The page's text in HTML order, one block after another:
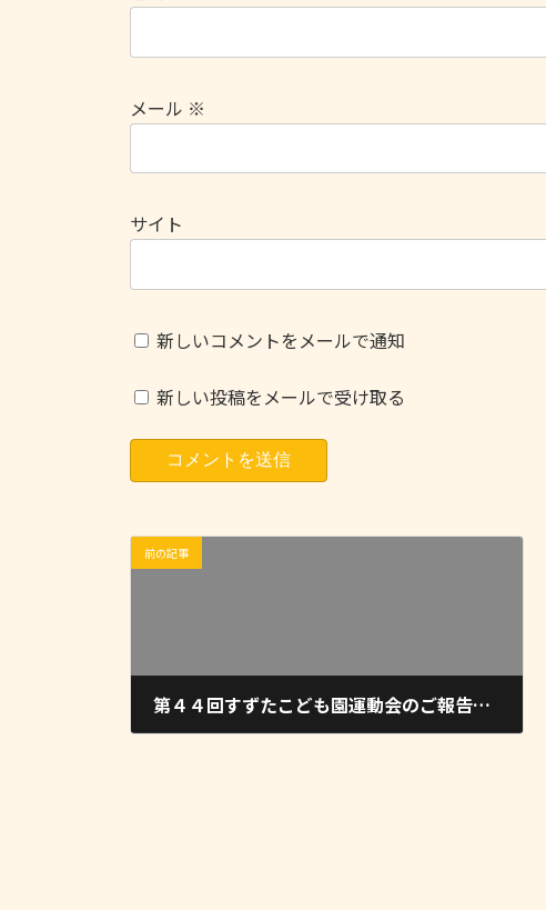
メール ※
サイト
新しいコメントをメールで通知
新しい投稿をメールで受け取る
前の記事
第４４回すずたこども園運動会のご報告について